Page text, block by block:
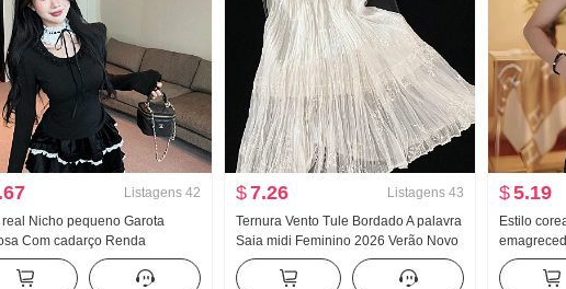
Listagens 42
real Nicho pequeno Garota
Com cadarço Renda
Gola redonda Renda
Dentro Pick-in Roupas
$7.26 Listagens 43
Ternura Vento Tule Bordado A palavra
Saia midi Feminino 2026 Verão Novo
Solto Efeito emagrecedor A palavra
Comprimento Médio Saia
$5.19
Estilo
ombro
Novo